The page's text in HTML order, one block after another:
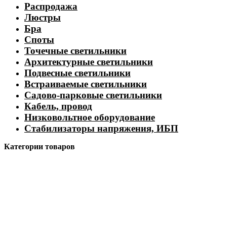
Распродажа
Люстры
Бра
Споты
Точечные светильники
Архитектурные светильники
Подвесные светильники
Встраиваемые светильники
Садово-парковые светильники
Кабель, провод
Низковольтное оборудование
Стабилизаторы напряжения, ИБП
Категории товаров